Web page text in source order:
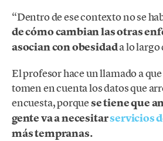
“Dentro de ese contexto no se
de cómo cambian las otras
asocian con obesidada lo largo
El profesor hace un llamado a
tomen en cuenta los datos que
encuesta, porquese tiene que
gente va a necesitarservicios
más tempranas.